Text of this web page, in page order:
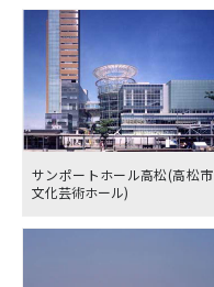
サンポートホール高松(高松市
文化芸術ホール)